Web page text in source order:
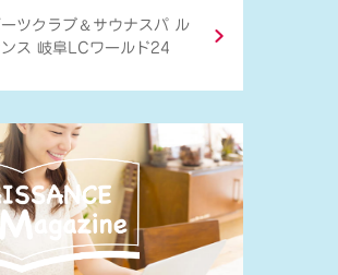
ツクラブ ＆ サウナスパ ル
ンス 岐阜LCワールド24